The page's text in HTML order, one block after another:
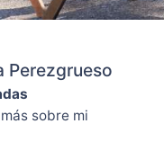
Perezgrueso
sobre mi